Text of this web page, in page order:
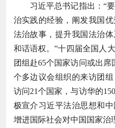
习近平总书记指出：“
治实践的经验，阐发我国
法治故事，提升我国法治
和话语权。”十四届全国人
团组赴65个国家访问或出
个多边议会组织的来访团
访问21个国家，与访华的
极宣介习近平法治思想和
增进国际社会对中国国家治